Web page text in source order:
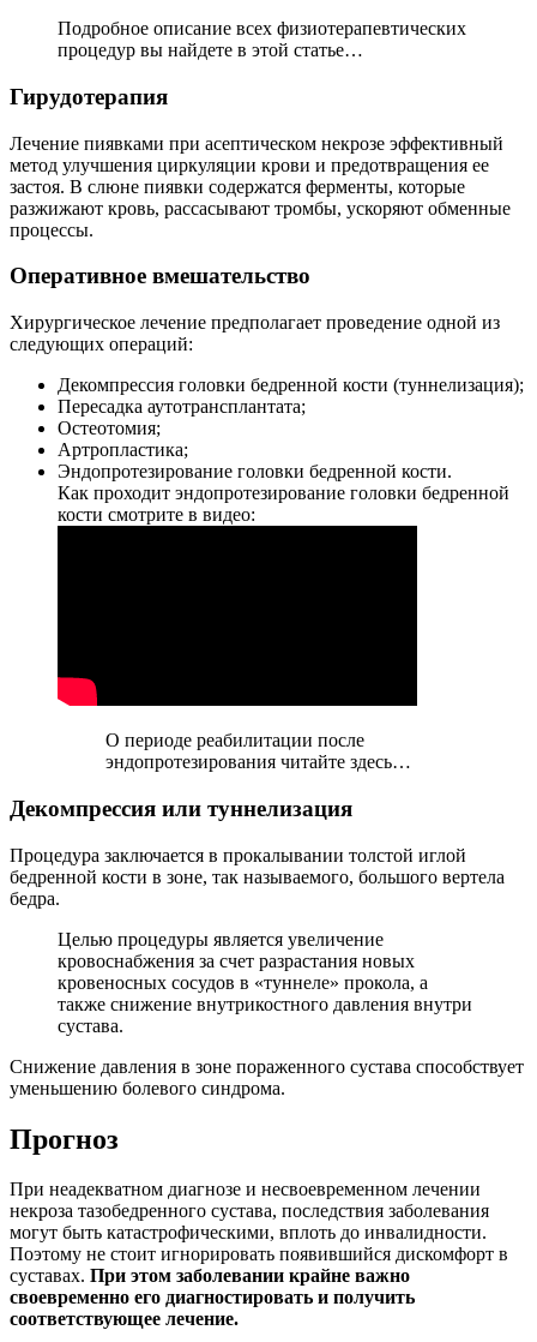
Подробное описание всех физиотерапевтических
процедур вы найдете в этой статье…
Гирудотерапия
Лечение пиявками при асептическом некрозе эффективный
метод улучшения циркуляции крови и предотвращения ее
застоя. В слюне пиявки содержатся ферменты, которые
разжижают кровь, рассасывают тромбы, ускоряют обменные
процессы.
Оперативное вмешательство
Хирургическое лечение предполагает проведение одной из
следующих операций:
Декомпрессия головки бедренной кости (туннелизация);
Пересадка аутотрансплантата;
Остеотомия;
Артропластика;
Эндопротезирование головки бедренной кости.
Как проходит эндопротезирование головки бедренной
кости смотрите в видео:
О периоде реабилитации после
эндопротезирования читайте здесь…
Декомпрессия или туннелизация
Процедура заключается в прокалывании толстой иглой
бедренной кости в зоне, так называемого, большого вертела
бедра.
Целью процедуры является увеличение
кровоснабжения за счет разрастания новых
кровеносных сосудов в «туннеле» прокола, а
также снижение внутрикостного давления внутри
сустава.
Снижение давления в зоне пораженного сустава способствует
уменьшению болевого синдрома.
Прогноз
При неадекватном диагнозе и несвоевременном лечении
некроза тазобедренного сустава, последствия заболевания
могут быть катастрофическими, вплоть до инвалидности.
Поэтому не стоит игнорировать появившийся дискомфорт в
суставах. При этом заболевании крайне важно
своевременно его диагностировать и получить
соответствующее лечение.